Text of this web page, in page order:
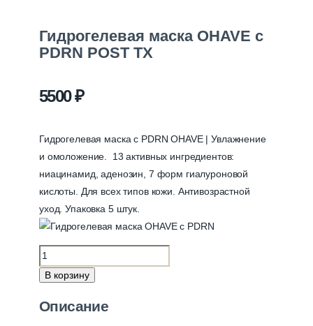
Гидрогелевая маска OHAVE с
PDRN POST TX
5500₽
Гидрогелевая маска с PDRN OHAVE | Увлажнение
и омоложение. 13 активных ингредиентов:
ниацинамид, аденозин, 7 форм гиалуроновой
кислоты. Для всех типов кожи. Антивозрастной
уход. Упаковка 5 штук.
Количество
товара
маска
В корзину
Описание